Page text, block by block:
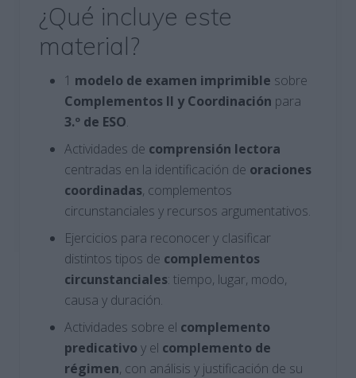
¿Qué incluye este
material?
1 modelo de examen imprimible sobre
Complementos II y Coordinación para
3.º de ESO.
Actividades de comprensión lectora
centradas en la identificación de oraciones
coordinadas, complementos
circunstanciales y recursos argumentativos.
Ejercicios para reconocer y clasificar
distintos tipos de complementos
circunstanciales: tiempo, lugar, modo,
causa y duración.
Actividades sobre el complemento
predicativo y el complemento de
régimen, con análisis y justificación de su